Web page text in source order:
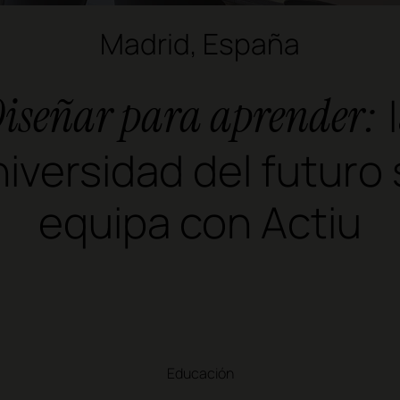
Madrid, España
para aprender:
del futuro
equipa con Actiu
Educación